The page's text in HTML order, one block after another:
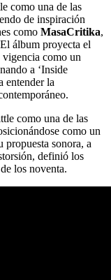
como una de las
de inspiración
como MasaCritika,
álbum proyecta el
vigencia como un
a ‘Inside
entender la
como una de las
como un
propuesta sonora, a
definió los
los noventa.